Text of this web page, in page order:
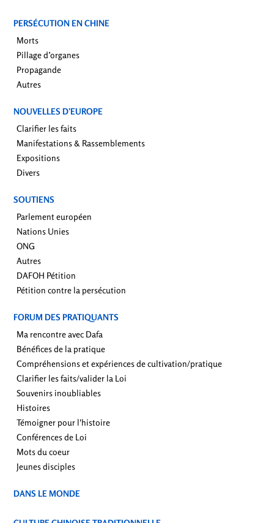
PERSÉCUTION EN CHINE
Morts
Pillage d’organes
Propagande
Autres
NOUVELLES D’EUROPE
Clarifier les faits
Manifestations & Rassemblements
Expositions
Divers
SOUTIENS
Parlement européen
Nations Unies
ONG
Autres
DAFOH Pétition
Pétition contre la persécution
FORUM DES PRATIQUANTS
Ma rencontre avec Dafa
Bénéfices de la pratique
Compréhensions et expériences de cultivation/pratique
Clarifier les faits/valider la Loi
Souvenirs inoubliables
Histoires
Témoigner pour l'histoire
Conférences de Loi
Mots du coeur
Jeunes disciples
DANS LE MONDE